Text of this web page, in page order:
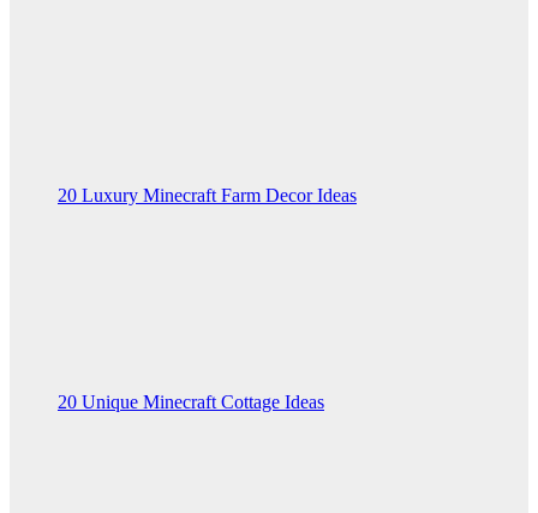
20 Luxury Minecraft Farm Decor Ideas
20 Unique Minecraft Cottage Ideas